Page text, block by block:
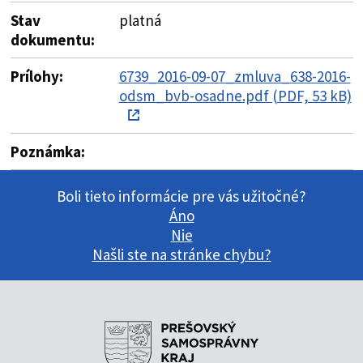
Stav
dokumentu:
platná
Prílohy:
6739_2016-09-07_zmluva_638-2016-
odsm_bvb-osadne.pdf (PDF, 53 kB)
Poznámka:
Boli tieto informácie pre vás užitočné?
Áno
Nie
Našli ste na stránke chybu?